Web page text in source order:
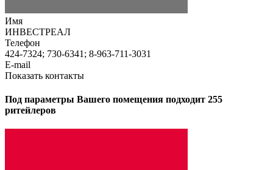
Имя
ИНВЕСТРЕАЛ
Телефон
424-7324; 730-6341; 8-963-711-3031
E-mail
Показать контакты
Под параметры Вашего помещения подходит 255
ритейлеров